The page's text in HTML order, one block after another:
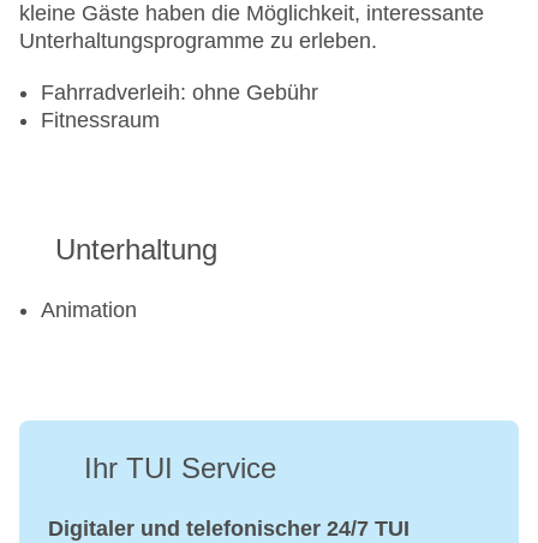
kleine Gäste haben die Möglichkeit, interessante
Unterhaltungsprogramme zu erleben.
Fahrradverleih: ohne Gebühr
Fitnessraum
Unterhaltung
Animation
Ihr TUI Service
Digitaler und telefonischer 24/7 TUI